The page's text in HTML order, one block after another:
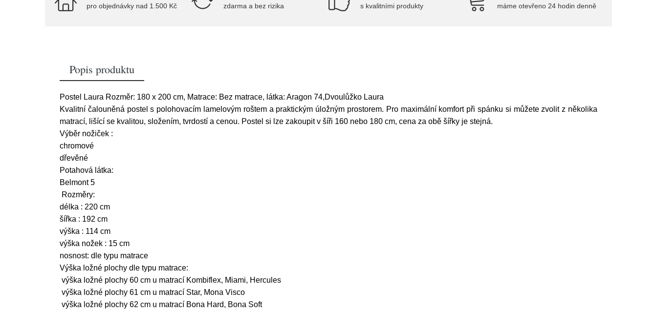
pro objednávky nad 1.500 Kč zdarma a bez rizika s kvalitními produkty máme otevřeno 24 hodin denně
Popis produktu
Postel Laura Rozměr: 180 x 200 cm, Matrace: Bez matrace, látka: Aragon 74,Dvoulůžko Laura
Kvalitní čalouněná postel s polohovacím lamelovým roštem a praktickým úložným prostorem. Pro maximální komfort při spánku si můžete zvolit z několika
matrací, lišící se kvalitou, složením, tvrdostí a cenou. Postel si lze zakoupit v šíři 160 nebo 180 cm, cena za obě šířky je stejná.
Výběr nožiček :
chromové
dřevěné
Potahová látka:
Belmont 5
Rozměry:
délka : 220 cm
šířka : 192 cm
výška : 114 cm
výška nožek : 15 cm
nosnost: dle typu matrace
Výška ložné plochy dle typu matrace:
výška ložné plochy 60 cm u matrací Kombiflex, Miami, Hercules
výška ložné plochy 61 cm u matrací Star, Mona Visco
výška ložné plochy 62 cm u matrací Bona Hard, Bona Soft